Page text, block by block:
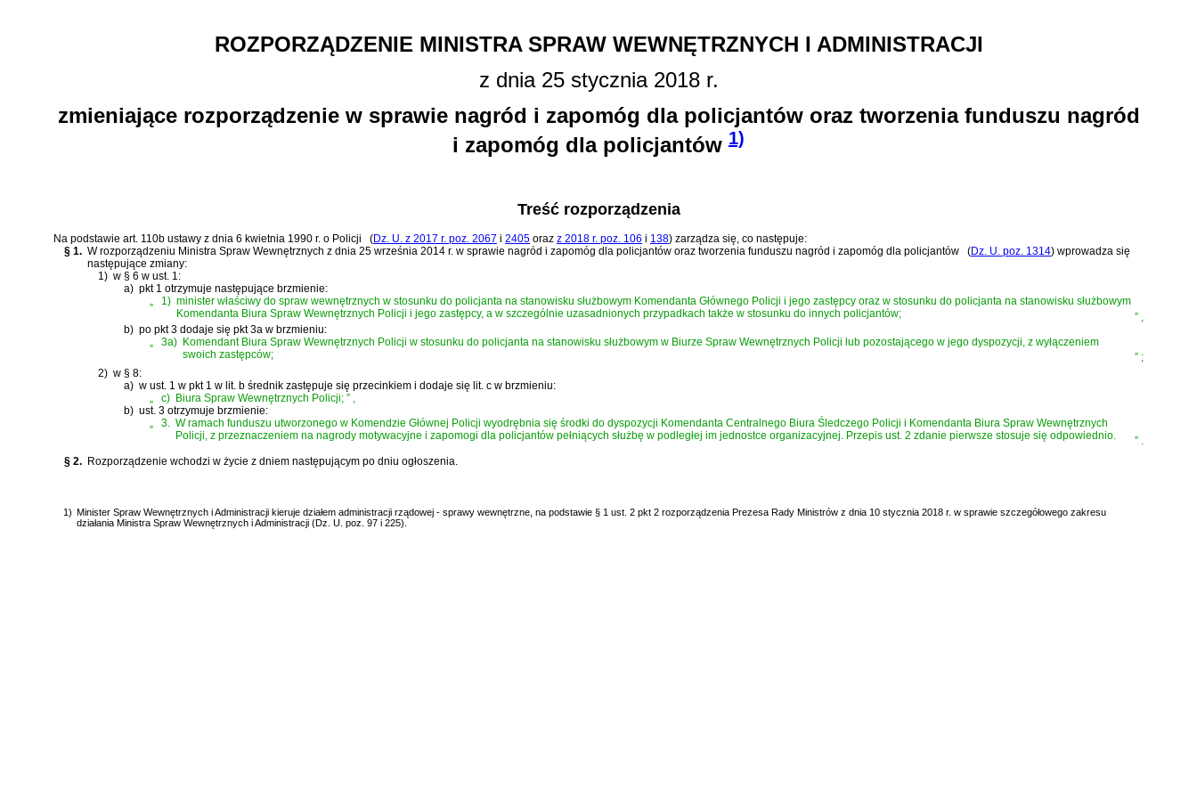
ROZPORZĄDZENIE MINISTRA SPRAW WEWNĘTRZNYCH I ADMINISTRACJI
z dnia 25 stycznia 2018 r.
zmieniające rozporządzenie w sprawie nagród i zapomóg dla policjantów oraz tworzenia funduszu nagród
i zapomóg dla policjantów 1)
Treść rozporządzenia
Na podstawie art. 110b ustawy z dnia 6 kwietnia 1990 r. o Policji (Dz. U. z 2017 r. poz. 2067 i 2405 oraz z 2018 r. poz. 106 i 138) zarządza się, co następuje:
§ 1. Wrozporządzeniu Ministra Spraw Wewnętrznych z dnia 25 września 2014 r. w sprawie nagród i zapomóg dla policjantów oraz tworzenia funduszu nagród i zapomóg dla policjantów (Dz. U. poz. 1314) wprowadza się
następujące zmiany:
1) w § 6 w ust. 1:
a) pkt 1 otrzymuje następujące brzmienie:
„
1) minister właściwy do spraw wewnętrznych w stosunku do policjanta na stanowisku służbowym Komendanta Głównego Policji i jego zastępcy oraz w stosunku do policjanta na stanowisku służbowym
Komendanta Biura Spraw Wewnętrznych Policji i jego zastępcy, a w szczególnie uzasadnionych przypadkach także w stosunku do innych policjantów;
”
b) po pkt 3 dodaje się pkt 3a w brzmieniu:
3a) Komendant Biura Spraw Wewnętrznych Policji w stosunku do policjanta na stanowisku służbowym w Biurze Spraw Wewnętrznych Policji lub pozostającego w jego dyspozycji, z wyłączeniem
swoich zastępców;
” ;
2) w § 8:
a) w ust. 1 w pkt 1 w lit. b średnik zastępuje się przecinkiem i dodaje się lit. c w brzmieniu:
c) Biura Spraw Wewnętrznych Policji; ”
b) ust. 3 otrzymuje brzmienie:
3.
W ramach funduszu utworzonego w Komendzie Głównej Policji wyodrębnia się środki do dyspozycji Komendanta Centralnego Biura Śledczego Policji i Komendanta Biura Spraw Wewnętrznych
Policji, z przeznaczeniem na nagrody motywacyjne i zapomogi dla policjantów pełniących służbę w podległej im jednostce organizacyjnej. Przepis ust. 2 zdanie pierwsze stosuje się odpowiednio.
”
§ 2. Rozporządzenie wchodzi w życie z dniem następującym po dniu ogłoszenia.
1) Minister Spraw Wewnętrznych i Administracji kieruje działem administracji rządowej - sprawy wewnętrzne, na podstawie § 1 ust. 2 pkt 2 rozporządzenia Prezesa Rady Ministrów z dnia 10 stycznia 2018 r. w sprawie szczegółowego zakresu
działania Ministra Spraw Wewnętrznych i Administracji (Dz. U. poz. 97 i 225).